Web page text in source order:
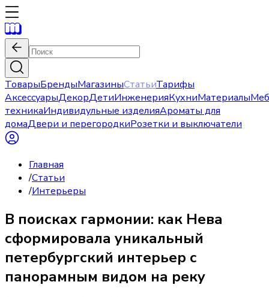
ТоварыБрендыМагазиныСтатьиТарифы
АксессуарыДекорДетиИнженерияКухниМатериалы
техникаИндивидульные изделияАроматы для
домаДвери и перегородкиРозетки и выключатели
Главная
/Статьи
/Интерьеры
В поисках гармонии: как Нева
сформировала уникальный
петербургский интерьер с
панорамным видом на реку